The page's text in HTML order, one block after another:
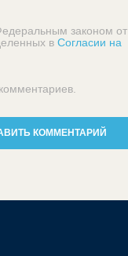
законом от
в Согласии на